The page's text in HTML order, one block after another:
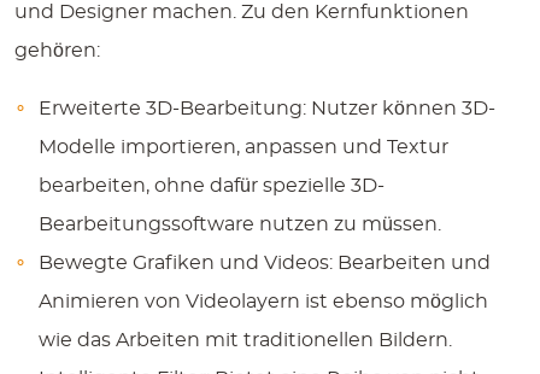
und Designer machen. Zu den Kernfunktionen
gehören:
Erweiterte 3D-Bearbeitung: Nutzer können 3D-
Modelle importieren, anpassen und Textur
bearbeiten, ohne dafür spezielle 3D-
Bearbeitungssoftware nutzen zu müssen.
Bewegte Grafiken und Videos: Bearbeiten und
Animieren von Videolayern ist ebenso möglich
wie das Arbeiten mit traditionellen Bildern.